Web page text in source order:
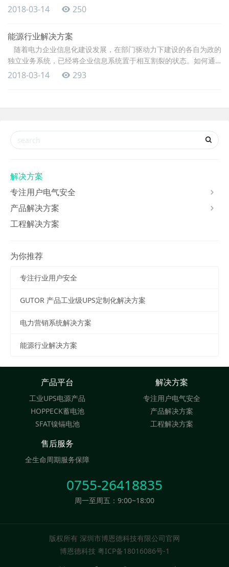
力营销管理平台，“安全、开放”的电力营销应用集成平台，以价值链
2018-03-14 250
能源行业解决方案
随着电力企业信息化建设发展，在部门驱动力下建设的各自为政的
独立业务系统，已经将企业信息系统置于相互割裂的状态。如何通
过有效的规划来建立一体化平台，实现"纵向贯通、横向集成"、以服
案： 电力数据中心解决方案
2018-03-14 293
解决方案
专注用户电气安全
产品解决方案
工程解决方案
为你推荐
专注行业用户安全
GUTOR 产品工业级UPS定制化解决方案
电力营销系统解决方案
能源行业解决方案
产品平台
工业UPS电源产品
HOPPECK蓄电池
SFAT镍镉电池
解决方案
专注用户电气安全
产品解决方案
工程解决方案
售后服务
全生命周期服务保障
0755-26418835
周一至周五：9:00~18:00
版权所有 深圳市博恩德科技有限公司官网
博恩德科技 粤ICP备18016086号-1